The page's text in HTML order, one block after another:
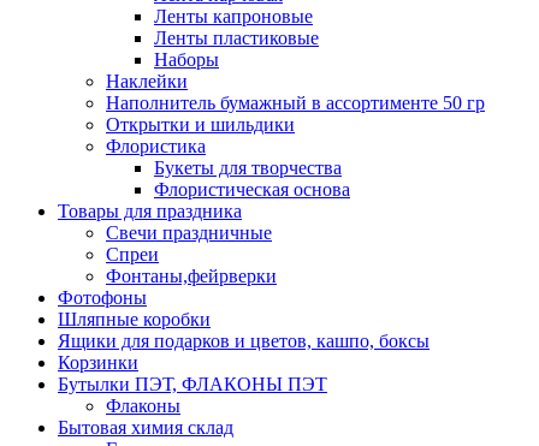
Ленты капроновые
Ленты пластиковые
Наборы
Наклейки
Наполнитель бумажный в ассортименте 50 гр
Открытки и шильдики
Флористика
Букеты для творчества
Флористическая основа
Товары для праздника
Свечи праздничные
Спреи
Фонтаны,фейрверки
Фотофоны
Шляпные коробки
Ящики для подарков и цветов, кашпо, боксы
Корзинки
Бутылки ПЭТ, ФЛАКОНЫ ПЭТ
Флаконы
Бытовая химия склад